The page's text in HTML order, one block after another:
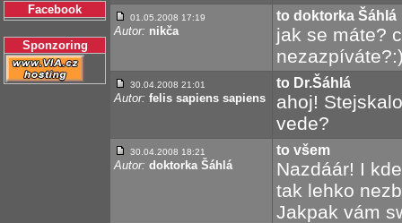
Facebook
Sponzoring
01.05.2008 17:19
Autor: nikča
to doktorka Šáhlá
jak se máte?
30.04.2008 21:01
Autor: felis sapiens sapiens
to Dr.Šáhlá
ahoj!
vede?
30.04.2008 18:21
Autor: doktorka Šáhlá
to všem
Nazdáár! I
tak lehko
Jakpak vám